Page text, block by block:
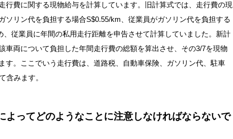
費に関する現物給与を計算しています。旧計算式では、走行費の現
ソリン代を負担する場合S$0.55/km、従業員がガソリン代を負担する
、従業員に年間の私用走行距離を申告させて計算していました。新計
車両について負担した年間走行費の総額を算出させ、その3/7を現物
す。ここでいう走行費は、道路税、自動車保険、ガソリン代、駐車
含みます。
よってどのようなことに注意しなければならないで